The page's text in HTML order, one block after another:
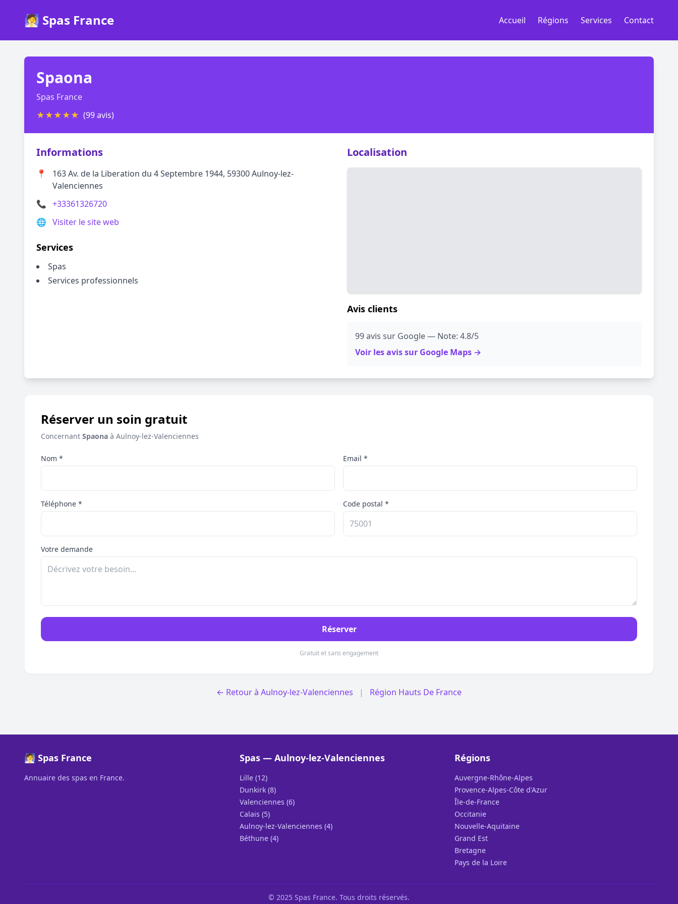
🧖 Spas France Accueil Régions Services Contact
Spaona
Spas France
★★★★★ (99 avis)
Informations
📍
163 Av. de la Liberation du 4 Septembre 1944, 59300 Aulnoy-lez-
Valenciennes
📞 +33361326720
🌐 Visiter le site web
Services
Spas
Services professionnels
Localisation
Avis clients
99 avis sur Google — Note: 4.8/5
Voir les avis sur Google Maps →
Réserver un soin gratuit
Concernant Spaona à Aulnoy-lez-Valenciennes
Nom * Email *
Téléphone * Code postal *
Votre demande
Réserver
Gratuit et sans engagement
← Retour à Aulnoy-lez-Valenciennes | Région Hauts De France
🧖 Spas France
Annuaire des spas en France.
Spas — Aulnoy-lez-Valenciennes
Lille (12)
Dunkirk (8)
Valenciennes (6)
Calais (5)
Aulnoy-lez-Valenciennes (4)
Béthune (4)
Régions
Auvergne-Rhône-Alpes
Provence-Alpes-Côte d'Azur
Île-de-France
Occitanie
Nouvelle-Aquitaine
Grand Est
Bretagne
Pays de la Loire
© 2025 Spas France. Tous droits réservés.